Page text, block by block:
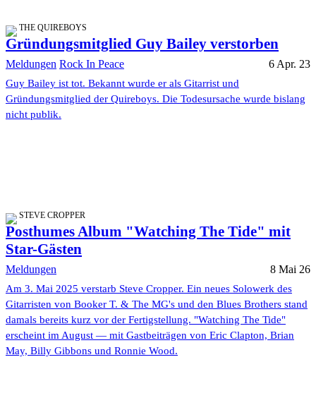
THE QUIREBOYS
Gründungsmitglied Guy Bailey verstorben
Meldungen Rock In Peace 6 Apr. 23
Guy Bailey ist tot. Bekannt wurde er als Gitarrist und
Gründungsmitglied der Quireboys. Die Todesursache wurde bislang
nicht publik.
STEVE CROPPER
Posthumes Album "Watching The Tide" mit
Star-Gästen
Meldungen 8 Mai 26
Am 3. Mai 2025 verstarb Steve Cropper. Ein neues Solowerk des
Gitarristen von Booker T. & The MG's und den Blues Brothers stand
damals bereits kurz vor der Fertigstellung. "Watching The Tide"
erscheint im August — mit Gastbeiträgen von Eric Clapton, Brian
May, Billy Gibbons und Ronnie Wood.